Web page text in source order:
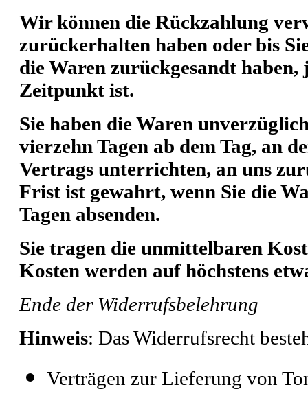
Wir können die Rückzahlung
zurückerhalten haben oder bis
die Waren zurückgesandt
Zeitpunkt ist.
Sie haben die Waren
vierzehn Tagen ab dem Tag, an
Vertrags unterrichten, an uns
Frist ist gewahrt, wenn Sie die
Tagen absenden.
Sie tragen die unmittelbaren
Kosten werden auf höchstens
Ende der Widerrufsbelehrung
Hinweis: Das Widerrufsrecht
Verträgen zur Lieferung von